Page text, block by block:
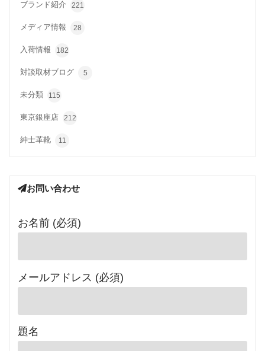
ブランド紹介 221
メディア情報 28
入荷情報 182
対談取材ブログ 5
未分類 115
東京銀座店 212
紳士革靴 11
お問い合わせ
お名前 (必須)
メールアドレス (必須)
題名